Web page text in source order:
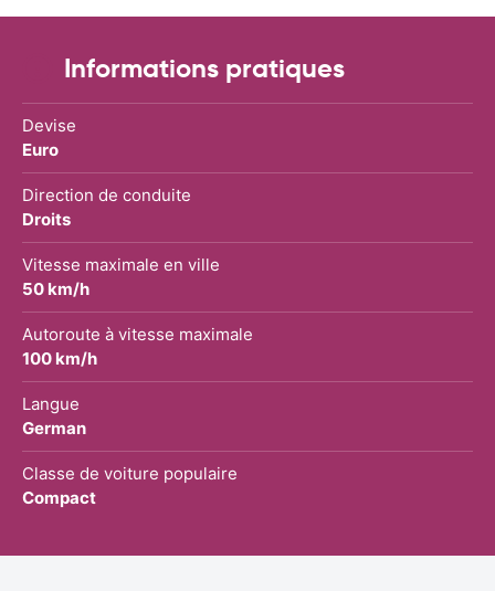
Informations pratiques
Devise
Euro
Direction de conduite
Droits
Vitesse maximale en ville
50 km/h
Autoroute à vitesse maximale
100 km/h
Langue
German
Classe de voiture populaire
Compact